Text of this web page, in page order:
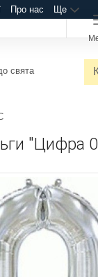
Про нас Ще
свята
"Цифра